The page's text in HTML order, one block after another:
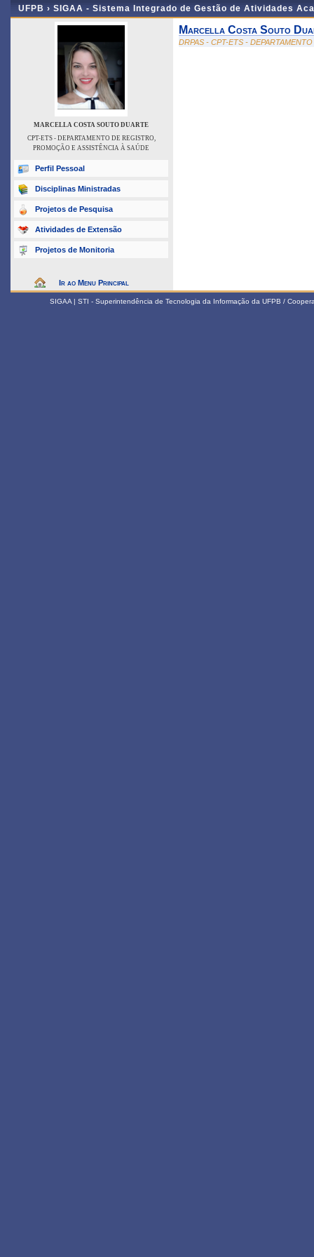
UFPB › SIGAA - Sistema Integrado de Gestão de Atividades
MARCELLA COSTA SOUTO DUARTE
CPT-ETS - DEPARTAMENTO DE REGISTRO,
PROMOÇÃO E ASSISTÊNCIA À SAÚDE
Perfil Pessoal
Disciplinas Ministradas
Projetos de Pesquisa
Atividades de Extensão
Projetos de Monitoria
Ir ao Menu Principal
Marcella Costa Souto
DRPAS - CPT-ETS -
SIGAA | STI - Superintendência de Tecnologia da Informação da UFPB /